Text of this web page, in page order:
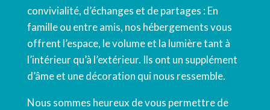
convivialité, d’échanges et de partages : En
famille ou entre amis, nos hébergements vous
offrent l’espace, le volume et la lumière tant à
l’intérieur qu’à l’extérieur. Ils ont un supplément
d’âme et une décoration qui nous ressemble.
Nous sommes heureux de vous permettre de